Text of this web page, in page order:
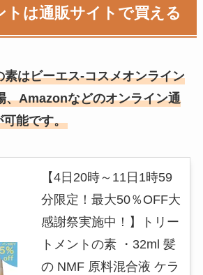
トは通販サイトで買える
素はビーエス-コスメオンライン
、Amazonなどのオンライン通
能です。
【4日20時～11日1時59
分限定！最大50％OFF大
感謝祭実施中！】トリー
トメントの素 ・32ml 髪
の NMF 原料混合液 ケラ